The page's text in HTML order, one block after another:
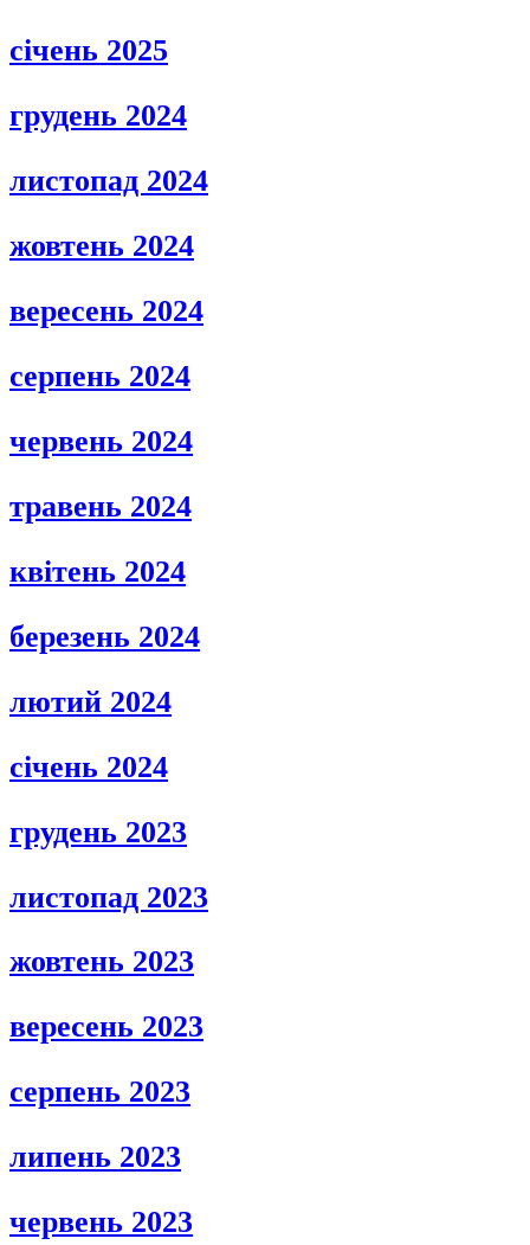
січень 2025
грудень 2024
листопад 2024
жовтень 2024
вересень 2024
серпень 2024
червень 2024
травень 2024
квітень 2024
березень 2024
лютий 2024
січень 2024
грудень 2023
листопад 2023
жовтень 2023
вересень 2023
серпень 2023
липень 2023
червень 2023